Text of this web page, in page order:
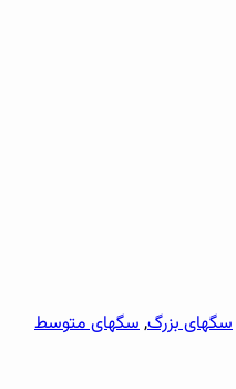
سگهای بزرگ,سگهای متوسط